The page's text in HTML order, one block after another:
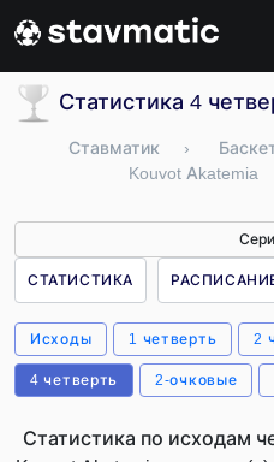
Статистика 4
Ставматик ›
Kouvot Akatemia
СТАТИСТИКА
Исходы 1 четверть 2
4 четверть 2-очковые
Статистика по исходам